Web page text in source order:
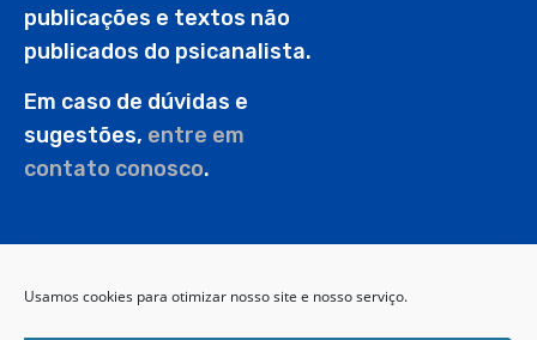
Usamos cookies para otimizar nosso site e nosso serviço.
publicações e textos não
publicados do psicanalista.
Em caso de dúvidas e
sugestões, entre em
contato conosco.